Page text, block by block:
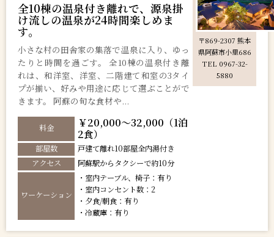
全10棟の温泉付き離れで、源泉掛
け流しの温泉が24時間楽しめま
す。
小さな村の田舎家の集落で温泉に入り、ゆっ
たりと時間を過ごす。 全10棟の温泉付き離
れは、和洋室、洋室、二階建て和室の3タイ
プが揃い、好みや用途に応じて選ぶことがで
きます。 阿蘇の旬な食材や...
料金
￥20,000～32,000（1泊
2食）
部屋数
戸建て離れ10部屋全内湯付き
アクセス
阿蘇駅からタクシーで約10分
ワーケーション
・室内テーブル、椅子：有り
・室内コンセント数：2
・夕食/朝食：有り
・冷蔵庫：有り
〒869-2307 熊本
県阿蘇市小里686
TEL 0967-32-
5880